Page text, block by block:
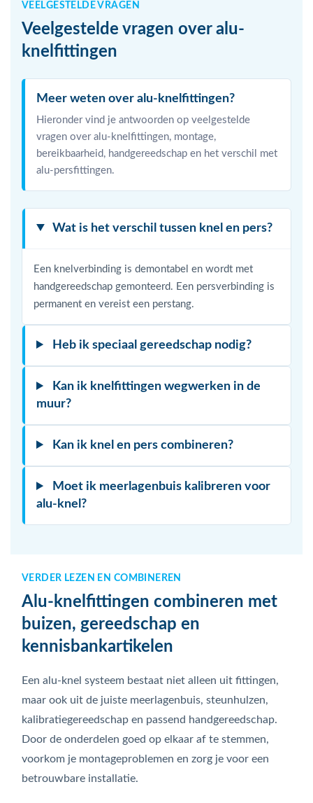
VEELGESTELDE VRAGEN
Veelgestelde vragen over alu-
knelfittingen
Meer weten over alu-knelfittingen?
Hieronder vind je antwoorden op veelgestelde
vragen over alu-knelfittingen, montage,
bereikbaarheid, handgereedschap en het verschil met
alu-persfittingen.
Wat is het verschil tussen knel en pers?
Een knelverbinding is demontabel en wordt met
handgereedschap gemonteerd. Een persverbinding is
permanent en vereist een perstang.
Heb ik speciaal gereedschap nodig?
Kan ik knelfittingen wegwerken in de
muur?
Kan ik knel en pers combineren?
Moet ik meerlagenbuis kalibreren voor
alu-knel?
VERDER LEZEN EN COMBINEREN
Alu-knelfittingen combineren met
buizen, gereedschap en
kennisbankartikelen
Een alu-knel systeem bestaat niet alleen uit fittingen,
maar ook uit de juiste meerlagenbuis, steunhulzen,
kalibratiegereedschap en passend handgereedschap.
Door de onderdelen goed op elkaar af te stemmen,
voorkom je montageproblemen en zorg je voor een
betrouwbare installatie.